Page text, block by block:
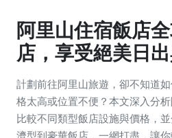
阿里山住宿飯店
店，享受絕美日
計劃前往阿里山旅遊，卻不知道
格太高或位置不便？本文深入分
比較不同類型飯店設施與價格，
濟型到豪華飯店，一網打盡，讓你